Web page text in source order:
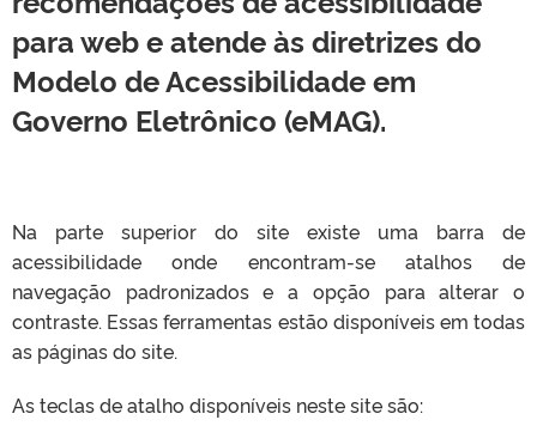
para web e atende às diretrizes do
Modelo de Acessibilidade em
Governo Eletrônico (eMAG).
Na parte superior do site existe uma barra de
acessibilidade onde encontram-se atalhos de
navegação padronizados e a opção para alterar o
contraste. Essas ferramentas estão disponíveis em todas
as páginas do site.
As teclas de atalho disponíveis neste site são: